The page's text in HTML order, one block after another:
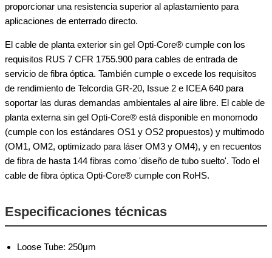
proporcionar una resistencia superior al aplastamiento para
aplicaciones de enterrado directo.
El cable de planta exterior sin gel Opti-Core® cumple con los
requisitos RUS 7 CFR 1755.900 para cables de entrada de
servicio de fibra óptica. También cumple o excede los requisitos
de rendimiento de Telcordia GR-20, Issue 2 e ICEA 640 para
soportar las duras demandas ambientales al aire libre. El cable de
planta externa sin gel Opti-Core® está disponible en monomodo
(cumple con los estándares OS1 y OS2 propuestos) y multimodo
(OM1, OM2, optimizado para láser OM3 y OM4), y en recuentos
de fibra de hasta 144 fibras como 'diseño de tubo suelto'. Todo el
cable de fibra óptica Opti-Core® cumple con RoHS.
Especificaciones técnicas
Loose Tube: 250μm